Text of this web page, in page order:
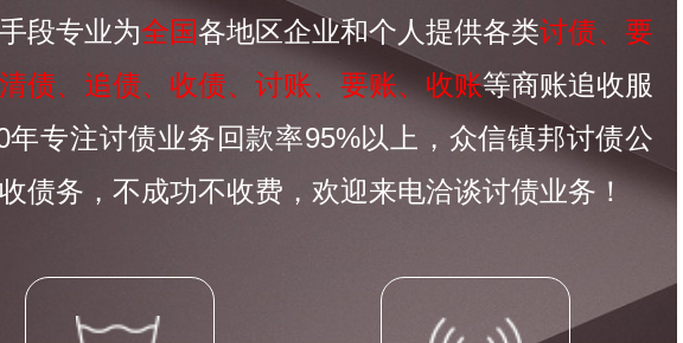
段专业为全国各地区企业和个人提供各类讨债、要
债、追债、收债、讨账、要账、收账等商账追收服
年专注讨债业务回款率95%以上，众信镇邦讨债公
债务，不成功不收费，欢迎来电洽谈讨债业务！